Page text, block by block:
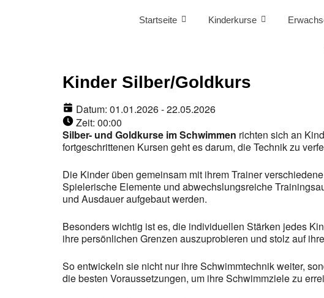
Startseite Kinderkurse
Kinder Silber/Goldkurs
Datum: 01.01.2026 - 22.05.2026
Zeit: 00:00
Silber- und Goldkurse im Schwimmen richten sich an
fortgeschrittenen Kursen geht es darum, die Technik zu
Die Kinder üben gemeinsam mit ihrem Trainer
Spielerische Elemente und abwechslungsreiche
und Ausdauer aufgebaut werden.
Besonders wichtig ist es, die individuellen Stärken jedes
ihre persönlichen Grenzen auszuprobieren und stolz auf
So entwickeln sie nicht nur ihre Schwimmtechnik weiter,
die besten Voraussetzungen, um ihre Schwimmziele zu